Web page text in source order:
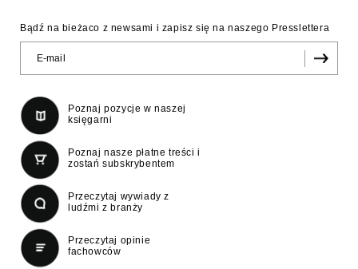
Bądź na bieżaco z newsami i zapisz się na naszego Presslettera
Poznaj pozycje w naszej
księgarni
Poznaj nasze płatne treści i
zostań subskrybentem
Przeczytaj wywiady z
ludźmi z branży
Przeczytaj opinie
fachowców